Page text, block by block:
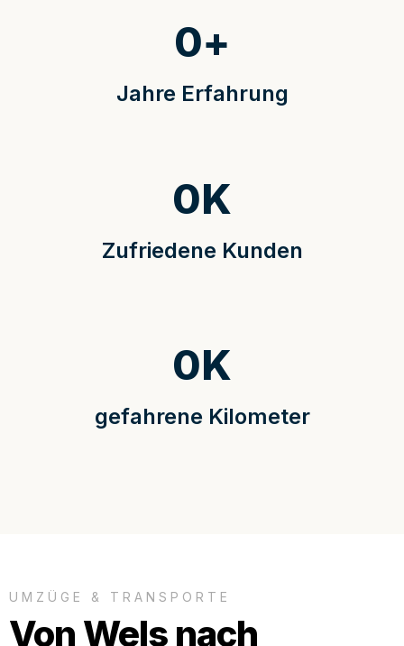
Jahre Erfahrung
0+
Zufriedene Kunden
0K
gefahrene Kilometer
0K
UMZÜGE & TRANSPORTE
Von Wels nach